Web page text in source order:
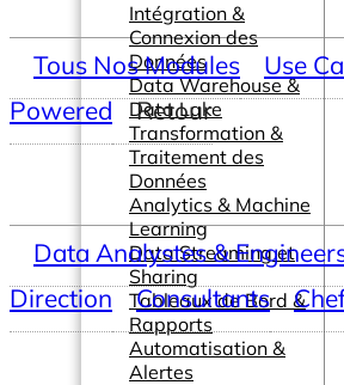
Intégration &
Connexion des
Données
Data Warehouse &
Data Lake
Transformation &
Traitement des
Données
Analytics & Machine
Learning
Data Streaming et
Sharing
Tableaux de Bord &
Rapports
Automatisation &
Alertes
Tous Nos Modules Use
Powered
Retour
Data Analystes &
Direction
Consultants